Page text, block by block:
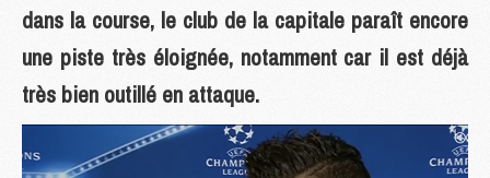
dans la course, le club de la capitale paraît encore
une piste très éloignée, notamment car il est déjà
très bien outillé en attaque.